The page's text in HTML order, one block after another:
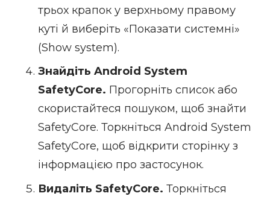
трьох крапок у верхньому правому
куті й виберіть «Показати системні»
(Show system).
Знайдіть Android System
SafetyCore. Прогорніть список або
скористайтеся пошуком, щоб знайти
SafetyCore. Торкніться Android System
SafetyCore, щоб відкрити сторінку з
інформацією про застосунок.
Видаліть SafetyCore. Торкніться